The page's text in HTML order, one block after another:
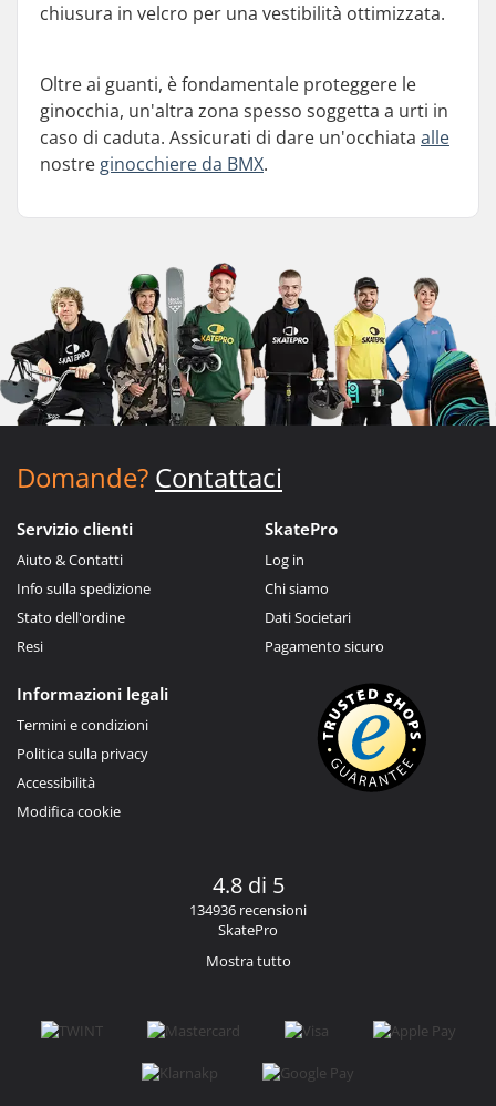
chiusura in velcro per una vestibilità ottimizzata.
Oltre ai guanti, è fondamentale proteggere le
ginocchia, un'altra zona spesso soggetta a urti in
caso di caduta. Assicurati di dare un'occhiata alle
nostre ginocchiere da BMX.
Domande? Contattaci
Servizio clienti
Aiuto & Contatti
Info sulla spedizione
Stato dell'ordine
Resi
SkatePro
Log in
Chi siamo
Dati Societari
Pagamento sicuro
Informazioni legali
Termini e condizioni
Politica sulla privacy
Accessibilità
Modifica cookie
4.8 di 5
134936 recensioni
SkatePro
Mostra tutto